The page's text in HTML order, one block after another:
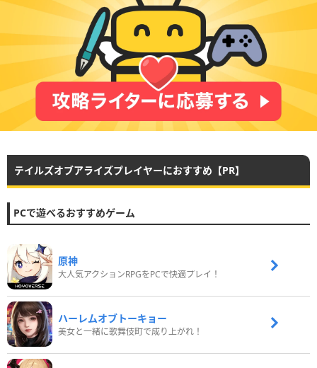
テイルズオブアライズプレイヤーにおすすめ【PR】
PCで遊べるおすすめゲーム
原神
大人気アクションRPGをPCで快適プレイ！
ハーレムオブトーキョー
美女と一緒に歌舞伎町で成り上がれ！